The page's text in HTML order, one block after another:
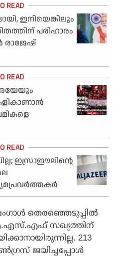
ഇനിയെങ്കിലും
പരിഹാരം
രാജേഷ്
ഇസ്രാഈലിന്റെ
തെരഞ്ഞെടുപ്പില്‍
സഖ്യത്തിന്
213
ജയിച്ചപ്പോള്‍